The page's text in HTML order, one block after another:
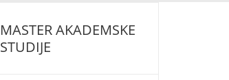
MASTER AKADEMSKE
STUDIJE